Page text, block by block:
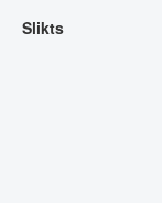
Slikts